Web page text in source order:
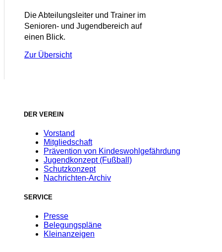
Die Abteilungsleiter und Trainer im
Senioren- und Jugendbereich auf
einen Blick.
Zur Übersicht
DER VEREIN
Vorstand
Mitgliedschaft
Prävention von Kindeswohlgefährdung
Jugendkonzept (Fußball)
Schutzkonzept
Nachrichten-Archiv
SERVICE
Presse
Belegungspläne
Kleinanzeigen